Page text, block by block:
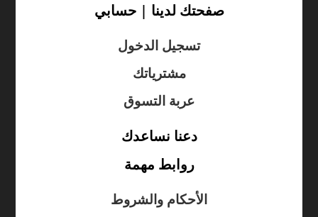
صفحتك لدينا | حسابي
تسجيل الدخول
مشترياتك
عربة التسوق
دعنا نساعدك
روابط مهمة
الأحكام والشروط